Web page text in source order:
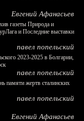
Евгений Афанасьев
газеты Природа и
и Последние выставки
павел попельский
2023-2025 в Болгарии,
павел попельский
памяти жертв сталинских
павел попельский
Евгений Афанасьев